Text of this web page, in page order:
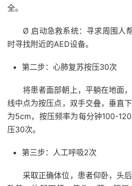
全。
Ø 启动急救系统：寻求周围人
时寻找附近的AED设备。
第二步：心肺复苏按压30次
将患者面部朝上，平躺在地面
线中点为按压点，双手交叠，垂直
为5cm，按压频率为每分钟100-
压30次。
第三步：人工呼吸2次
采取正确体位，患者仰卧，头